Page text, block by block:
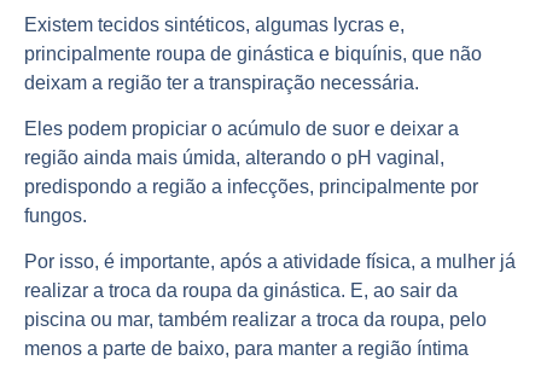
Existem tecidos sintéticos, algumas lycras e,
principalmente roupa de ginástica e biquínis, que não
deixam a região ter a transpiração necessária.
Eles podem propiciar o acúmulo de suor e deixar a
região ainda mais úmida, alterando o pH vaginal,
predispondo a região a infecções, principalmente por
fungos.
Por isso, é importante, após a atividade física, a mulher já
realizar a troca da roupa da ginástica. E, ao sair da
piscina ou mar, também realizar a troca da roupa, pelo
menos a parte de baixo, para manter a região íntima